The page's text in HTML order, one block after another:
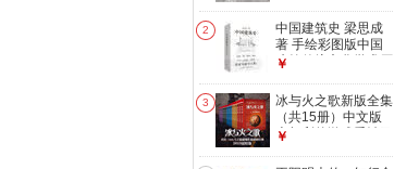
探寻告别精神内耗
小说
2
中国建筑史 梁思成
著 手绘彩图版中国
建筑传统文化学术历
质文化丛书
￥
3
冰与火之歌新版全集
（共15册）中文版
本权利的游戏乔治马
畅外国小说美剧原著
￥